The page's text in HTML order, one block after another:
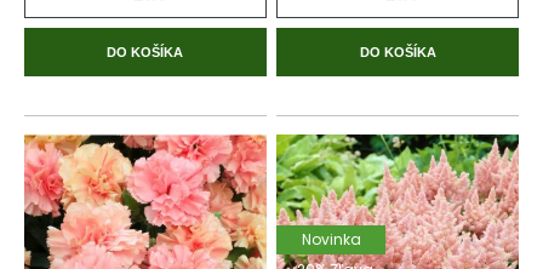
DO KOŠÍKA DO KOŠÍKA
Novinka